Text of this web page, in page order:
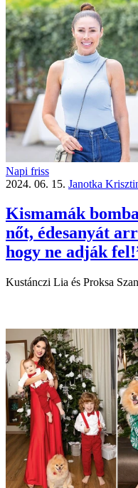
Napi friss
2024. 06. 15. Janotka
Kismamák
nőt, édesanyát
hogy ne adják
Kustánczi Lia és Proksa